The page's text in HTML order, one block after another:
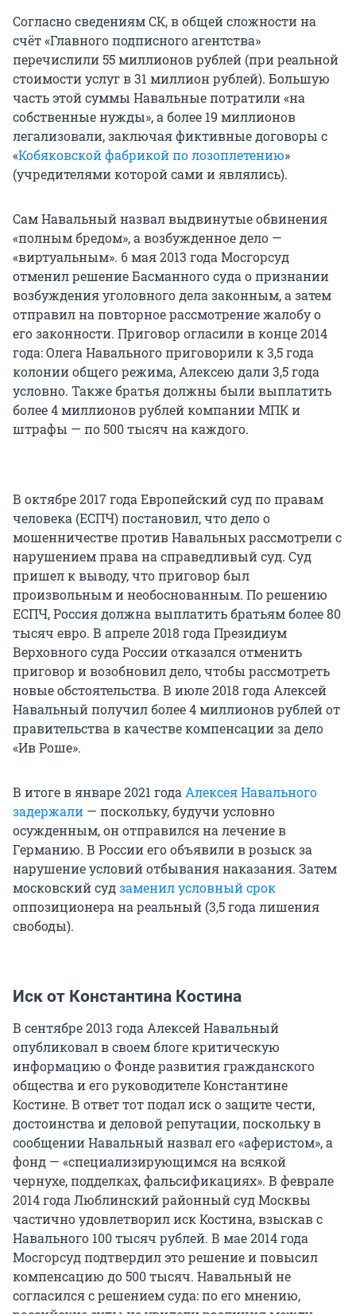
Согласно сведениям СК, в общей сложности на
счёт «Главного подписного агентства»
перечислили 55 миллионов рублей (при реальной
стоимости услуг в 31 миллион рублей). Большую
часть этой суммы Навальные потратили «на
собственные нужды», а более 19 миллионов
легализовали, заключая фиктивные договоры с
«Кобяковской фабрикой по лозоплетению»
(учредителями которой сами и являлись).
Сам Навальный назвал выдвинутые обвинения
«полным бредом», а возбужденное дело —
«виртуальным». 6 мая 2013 года Мосгорсуд
отменил решение Басманного суда о признании
возбуждения уголовного дела законным, а затем
отправил на повторное рассмотрение жалобу о
его законности. Приговор огласили в конце 2014
года: Олега Навального приговорили к 3,5 года
колонии общего режима, Алексею дали 3,5 года
условно. Также братья должны были выплатить
более 4 миллионов рублей компании МПК и
штрафы — по 500 тысяч на каждого.
В октябре 2017 года Европейский суд по правам
человека (ЕСПЧ) постановил, что дело о
мошенничестве против Навальных рассмотрели с
нарушением права на справедливый суд. Суд
пришел к выводу, что приговор был
произвольным и необоснованным. По решению
ЕСПЧ, Россия должна выплатить братьям более 80
тысяч евро. В апреле 2018 года Президиум
Верховного суда России отказался отменить
приговор и возобновил дело, чтобы рассмотреть
новые обстоятельства. В июле 2018 года Алексей
Навальный получил более 4 миллионов рублей от
правительства в качестве компенсации за дело
«Ив Роше».
В итоге в январе 2021 годаАлексея Навального
задержали — поскольку, будучи условно
осужденным, он отправился на лечение в
Германию. В России его объявили в розыск за
нарушение условий отбывания наказания. Затем
московский судзаменил условный срок
оппозиционера на реальный (3,5 года лишения
свободы).
Иск от Константина Костина
В сентябре 2013 года Алексей Навальный
опубликовал в своем блоге критическую
информацию о Фонде развития гражданского
общества и его руководителе Константине
Костине. В ответ тот подал иск о защите чести,
достоинства и деловой репутации, поскольку в
сообщении Навальный назвал его «аферистом», а
фонд — «специализирующимся на всякой
чернухе, подделках, фальсификациях». В феврале
2014 года Люблинский районный суд Москвы
частично удовлетворил иск Костина, взыскав с
Навального 100 тысяч рублей. В мае 2014 года
Мосгорсуд подтвердил это решение и повысил
компенсацию до 500 тысяч. Навальный не
согласился с решением суда: по его мнению,